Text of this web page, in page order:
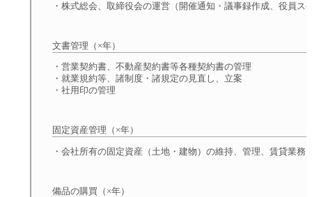
・株式総会、取締役会の運営（開催通知・議事録作成、役員ス
文書管理（×年）
・営業契約書、不動産契約書等各種契約書の管理
・就業規約等、諸制度・諸規定の見直し、立案
・社用印の管理
固定資産管理（×年）
・会社所有の固定資産（土地・建物）の維持、管理、賃貸業務
備品の購買（×年）